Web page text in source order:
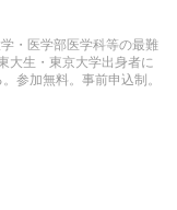
・医学部医学科等の最難
大生・東京大学出身者に
参加無料。事前申込制。